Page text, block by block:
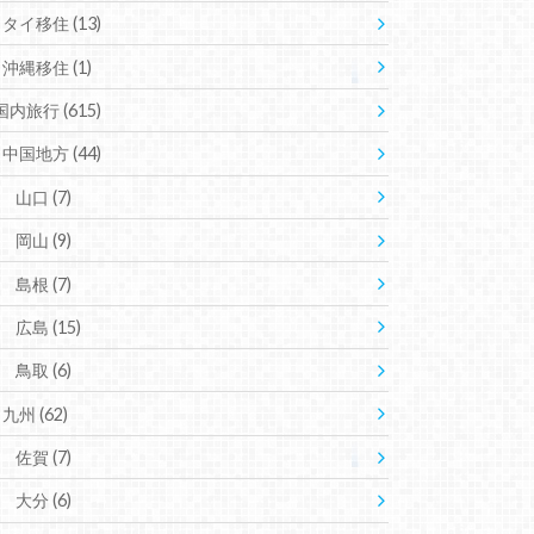
タイ移住 (13)
沖縄移住 (1)
内旅行(615)
中国地方(44)
山口(7)
岡山(9)
島根(7)
広島(15)
鳥取(6)
九州 (62)
佐賀(7)
大分(6)